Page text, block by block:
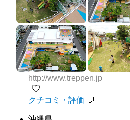
http://www.treppen.jp
🤍
クチコミ・評価